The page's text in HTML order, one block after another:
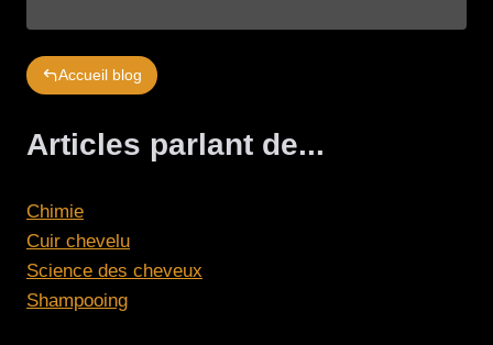
DU
SE
Accueil blog
Articles parlant de...
Chimie
Cuir chevelu
Science des cheveux
Shampooing